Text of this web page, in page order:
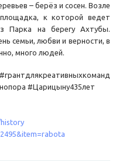
– берёз и сосен. Возле
к которой ведет
Парка на берегу Ахтубы.
семьи, любви и верности, в
много людей.
#Царицыну435лет